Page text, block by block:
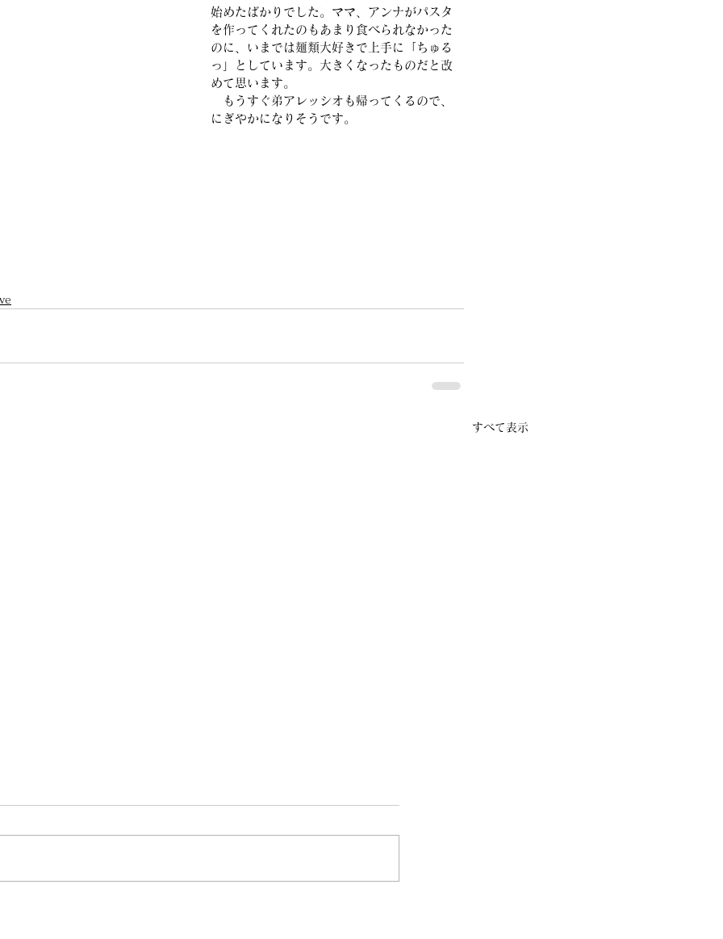
始めたばかりでした。ママ、アンナがパスタ
を作ってくれたのもあまり食べられなかった
のに、いまでは麺類大好きで上手に「ちゅる
っ」としています。大きくなったものだと改
めて思います。
もうすぐ弟アレッシオも帰ってくるので、
にぎやかになりそうです。
すべて表示